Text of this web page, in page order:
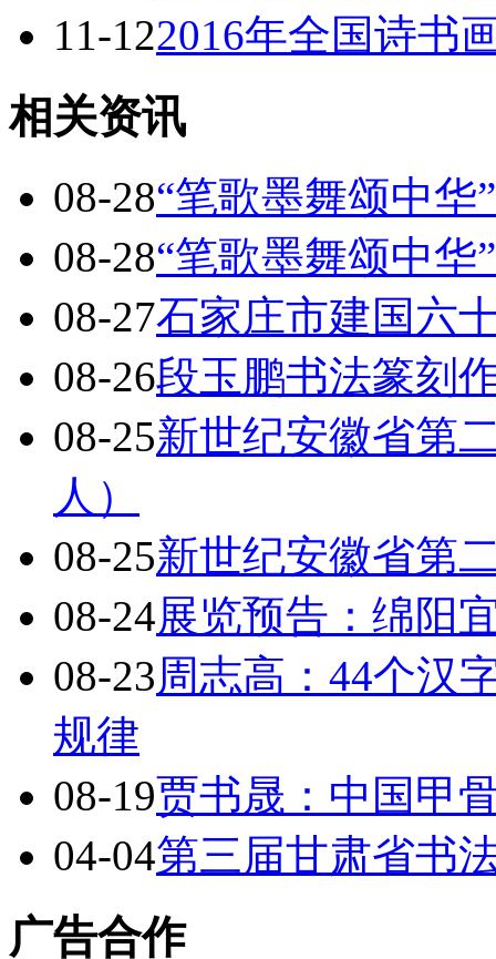
11-122016年全国诗书
相关资讯
08-28“笔歌墨舞颂中华
08-28“笔歌墨舞颂中华
08-27石家庄市建国六
08-26段玉鹏书法篆刻
08-25新世纪安徽省第
人）
08-25新世纪安徽省第
08-24展览预告：绵阳
08-23周志高：44个汉
规律
08-19贾书晟：中国甲
04-04第三届甘肃省书
广告合作